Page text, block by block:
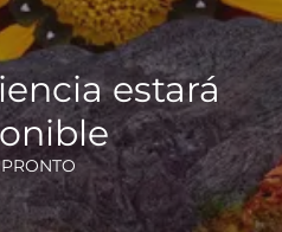
estará